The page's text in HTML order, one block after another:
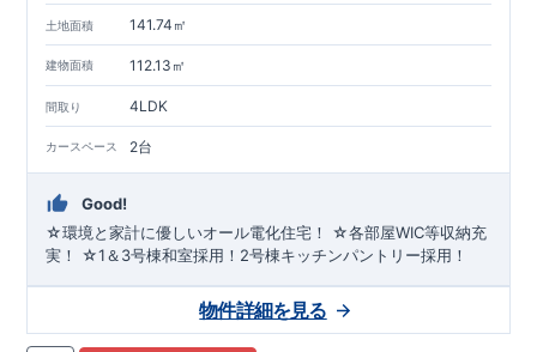
土地面積 141.74㎡
建物面積 112.13㎡
間取り 4LDK
カースペース 2台
Good!
☆環境と家計に優しいオール電化住宅！ ☆各部屋WIC等収納充
実！ ☆1＆3号棟和室採用！2号棟キッチンパントリー採用！
物件詳細を見る